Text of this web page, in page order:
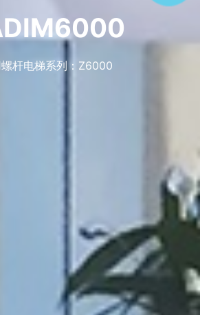
杆电梯系列：Z6000